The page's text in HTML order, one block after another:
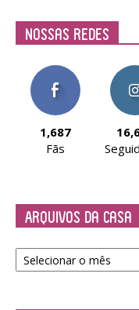
Nossas Redes
1,687
Fãs
Arquivos da Casa
Arquivos
da